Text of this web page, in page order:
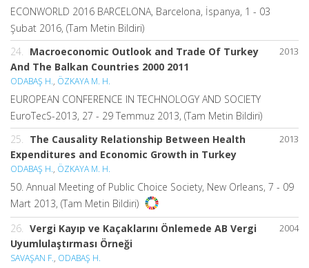
ECONWORLD 2016 BARCELONA, Barcelona, İspanya, 1 - 03
Şubat 2016, (Tam Metin Bildiri)
2013
24. Macroeconomic Outlook and Trade Of Turkey
And The Balkan Countries 2000 2011
ODABAŞ H., ÖZKAYA M. H.
EUROPEAN CONFERENCE IN TECHNOLOGY AND SOCIETY
EuroTecS-2013, 27 - 29 Temmuz 2013, (Tam Metin Bildiri)
2013
25. The Causality Relationship Between Health
Expenditures and Economic Growth in Turkey
ODABAŞ H., ÖZKAYA M. H.
50. Annual Meeting of Public Choice Society, New Orleans, 7 - 09
Mart 2013, (Tam Metin Bildiri)
2004
26.
Vergi Kayıp ve Kaçaklarını Önlemede AB Vergi
Uyumlulaştırması Örneği
SAVAŞAN F., ODABAŞ H.